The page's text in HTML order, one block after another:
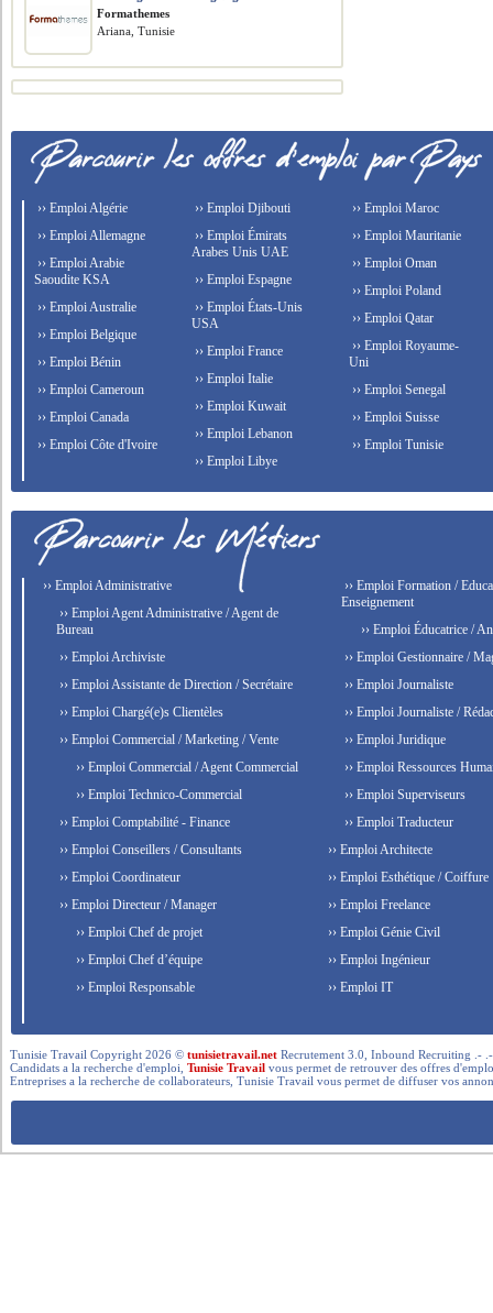
Formathemes
Ariana, Tunisie
›› Emploi Algérie
›› Emploi Allemagne
›› Emploi Arabie
Saoudite KSA
›› Emploi Australie
›› Emploi Belgique
›› Emploi Bénin
›› Emploi Cameroun
›› Emploi Canada
›› Emploi Côte d'Ivoire
›› Emploi Djibouti
›› Emploi Émirats
Arabes Unis UAE
›› Emploi Espagne
›› Emploi États-Unis
USA
›› Emploi France
›› Emploi Italie
›› Emploi Kuwait
›› Emploi Lebanon
›› Emploi Libye
›› Emploi Maroc
›› Emploi Mauritanie
›› Emploi Oman
›› Emploi Poland
›› Emploi Qatar
›› Emploi Royaume-
Uni
›› Emploi Senegal
›› Emploi Suisse
›› Emploi Tunisie
›› Emploi Administrative
›› Emploi Agent Administrative / Agent de
Bureau
›› Emploi Archiviste
›› Emploi Assistante de Direction / Secrétaire
›› Emploi Chargé(e)s Clientèles
›› Emploi Commercial / Marketing / Vente
›› Emploi Commercial / Agent Commercial
›› Emploi Technico-Commercial
›› Emploi Comptabilité - Finance
›› Emploi Conseillers / Consultants
›› Emploi Coordinateur
›› Emploi Directeur / Manager
›› Emploi Chef de projet
›› Emploi Chef d’équipe
›› Emploi Responsable
›› Emploi Formation /
Enseignement
›› Emploi Éducatrice /
›› Emploi Gestionnaire /
›› Emploi Journaliste
›› Emploi Journaliste /
›› Emploi Juridique
›› Emploi Ressources
›› Emploi Superviseurs
›› Emploi Traducteur
›› Emploi Architecte
›› Emploi Esthétique / Coiffure
›› Emploi Freelance
›› Emploi Génie Civil
›› Emploi Ingénieur
›› Emploi IT
Tunisie Travail Copyright 2026 ©tunisietravail.net Recrutement 3.0, Inbound Recruiting .-
Candidats a la recherche d'emploi,Tunisie Travail vous permet de retrouver des offres
Entreprises a la recherche de collaborateurs, Tunisie Travail vous permet de diffuser vos